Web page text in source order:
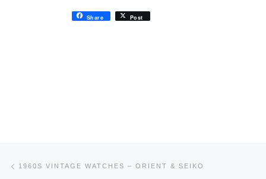
Share Post
1960S VINTAGE WATCHES – ORIENT & SEIKO